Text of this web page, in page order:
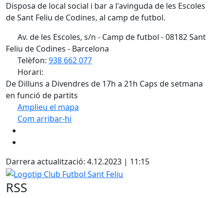
Disposa de local social i bar a l'avinguda de les Escoles
de Sant Feliu de Codines, al camp de futbol.
Av. de les Escoles, s/n - Camp de futbol - 08182 Sant
Feliu de Codines - Barcelona
Telèfon: 938 662 077
Horari:
De Dilluns a Divendres de 17h a 21h Caps de setmana
en funció de partits
Amplieu el mapa
Com arribar-hi
Darrera actualització: 4.12.2023 | 11:15
Logotip Club Futbol Sant Feliu
RSS